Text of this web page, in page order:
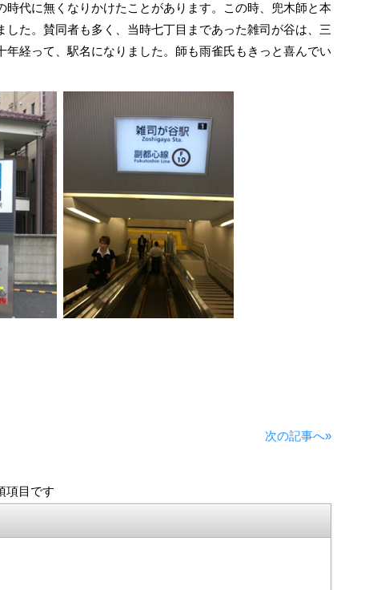
代に無くなりかけたことがあります。この時、兜木師と本
た。賛同者も多く、当時七丁目まであった雑司が谷は、三
経って、駅名になりました。師も雨雀氏もきっと喜んでい
次の記事へ»
項目です